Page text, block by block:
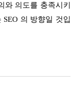
와 의도를 충족시키
의 방향일 것입